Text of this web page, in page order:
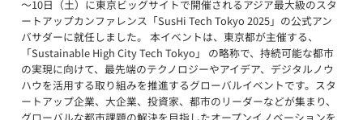
～10日（土）に東京ビッグサイトで開催されるアジア最大級のスタ
ートアップカンファレンス「SusHi Tech Tokyo 2025」の公式アン
バサダーに就任しました。 本イベントは、東京都が主催する、
「Sustainable High City Tech Tokyo」 の略称で、持続可能な都市
の実現に向けて、最先端のテクノロジーやアイデア、デジタルノウ
ハウを活用する取り組みを推進するグローバルイベントです。スタ
ートアップ企業、大企業、投資家、都市のリーダーなどが集まり、